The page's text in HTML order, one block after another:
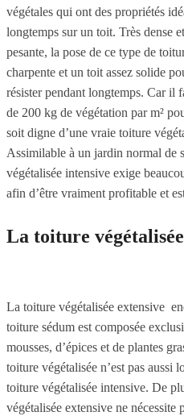
végétales qui ont des propriétés
longtemps sur un toit. Très dense
pesante, la pose de ce type de
charpente et un toit assez solide
résister pendant longtemps. Car il
de 200 kg de végétation par m²
soit digne d’une vraie toiture
Assimilable à un jardin normal de
végétalisée intensive exige
afin d’être vraiment profitable et
La toiture
La toiture végétalisée extensive
toiture sédum est composée
mousses, d’épices et de plantes
toiture végétalisée n’est pas aussi
toiture végétalisée intensive. De
végétalisée extensive ne nécessite